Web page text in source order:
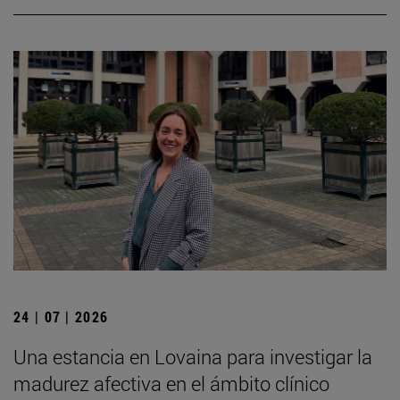
24 | 07 | 2026
Una estancia en Lovaina para investigar la
madurez afectiva en el ámbito clínico